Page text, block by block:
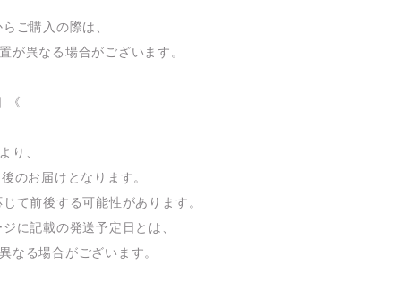
ご購入の際は、
が異なる場合がございます。
《
り、
のお届けとなります。
て前後する可能性があります。
に記載の発送予定日とは、
なる場合がございます。